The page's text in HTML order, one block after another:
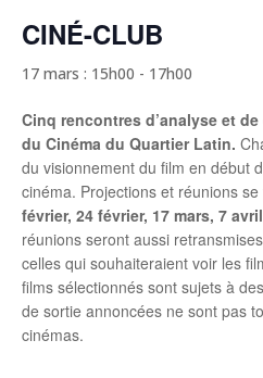
CINÉ-CLUB
17 mars : 15h00 - 17h00
Cinq rencontres d’analyse et
du Cinéma du Quartier Latin.
du visionnement du film en début
cinéma. Projections et réunions
février, 24 février, 17 mars, 7
réunions seront aussi
celles qui souhaiteraient voir les
films sélectionnés sont sujets à
de sortie annoncées ne sont pas
cinémas.